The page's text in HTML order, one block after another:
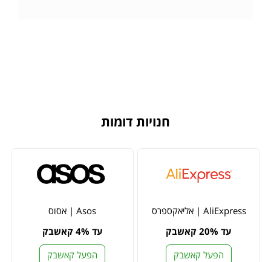
חנויות דומות
AliExpress | אליאקספרס
עד 20% קאשבק
הפעל קאשבק
Asos | אסוס
עד 4% קאשבק
הפעל קאשבק